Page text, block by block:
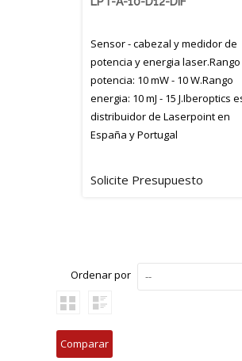
Sensor - cabezal y medidor de
potencia y energia laser.Rango
potencia: 10 mW - 10 W.Rango
energia: 10 mJ - 15 J.Iberoptics
distribuidor de Laserpoint en
España y Portugal
Solicite Presupuesto
Ordenar por